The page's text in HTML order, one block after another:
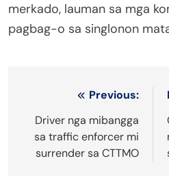
merkado, lauman sa mga
pagbag-o sa singlonon
navigation
Previous:
Driver nga mibangga
sa traffic enforcer mi
surrender sa CTTMO